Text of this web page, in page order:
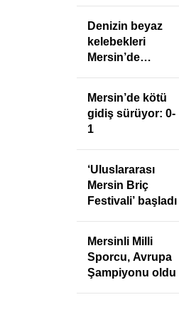
Denizin beyaz
kelebekleri
Mersin’de
Mersin’de kötü
gidiş sürüyor: 0-
1
‘Uluslararası
Mersin Briç
Festivali’ başladı
Mersinli Milli
Sporcu, Avrupa
Şampiyonu oldu